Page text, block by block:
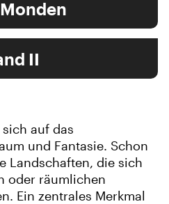
II
auf das
und Fantasie. Schon
Landschaften, die sich
oder räumlichen
Ein zentrales Merkmal